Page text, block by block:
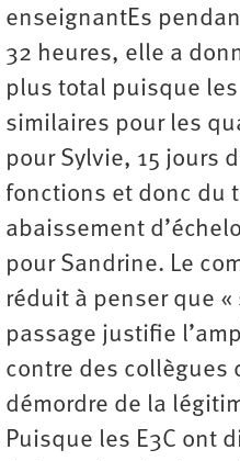
enseignantEs
32 heures, elle a
plus total puisque
similaires pour les
pour Sylvie, 15 jours
fonctions et donc du
abaissement
pour Sandrine. Le
réduit à penser que «
passage justifie
contre des collègues
démordre de la
Puisque les E3C ont